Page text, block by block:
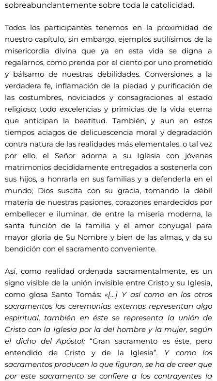
sobreabundantemente sobre toda la catolicidad.
Todos los participantes tenemos en la proximidad de
nuestro capítulo, sin embargo, ejemplos sutilísimos de la
misericordia divina que ya en esta vida se digna a
regalarnos, como prenda por el ciento por uno prometido
y bálsamo de nuestras debilidades. Conversiones a la
verdadera fe, inflamación de la piedad y purificación de
las costumbres, noviciados y consagraciones al estado
religioso; todo excelencias y primicias de la vida eterna
que anticipan la beatitud. También, y aun en estos
tiempos aciagos de delicuescencia moral y degradación
contra natura de las realidades más elementales, o tal vez
por ello, el Señor adorna a su Iglesia con jóvenes
matrimonios decididamente entregados a sostenerla con
sus hijos, a honrarla en sus familias y a defenderla en el
mundo; Dios suscita con su gracia, tomando la débil
materia de nuestras pasiones, corazones enardecidos por
embellecer e iluminar, de entre la miseria moderna, la
santa función de la familia y el amor conyugal para
mayor gloria de Su Nombre y bien de las almas, y da su
bendición con el sacramento conveniente.
Así, como realidad ordenada sacramentalmente, es un
signo visible de la unión invisible entre Cristo y su Iglesia,
como glosa Santo Tomás: «[…] Y así como en los otros
sacramentos las ceremonias externas representan algo
espiritual, también en éste se representa la unión de
Cristo con la Iglesia por la del hombre y la mujer, según
el dicho del Apóstol: “Gran sacramento es éste, pero
entendido de Cristo y de la Iglesia”. Y como los
sacramentos producen lo que figuran, se ha de creer que
por este sacramento se confiere a los contrayentes la